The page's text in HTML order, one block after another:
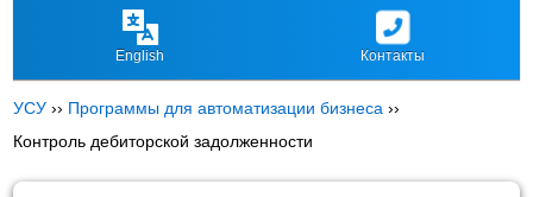
English Контакты
УСУ ›› Программы для автоматизации бизнеса ››
Контроль дебиторской задолженности